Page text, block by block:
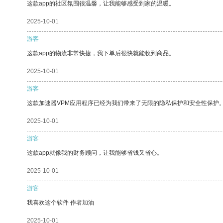
这款app的社区氛围很温馨，让我能够感受到家的温暖。
2025-10-01
游客
这款app的物流非常快捷，我下单后很快就能收到商品。
2025-10-01
游客
这款加速器VPM应用程序已经为我们带来了无限的隐私保护和安全性保护
2025-10-01
游客
这款app就像我的财务顾问，让我能够省钱又省心。
2025-10-01
游客
我喜欢这个软件 作者加油
2025-10-01